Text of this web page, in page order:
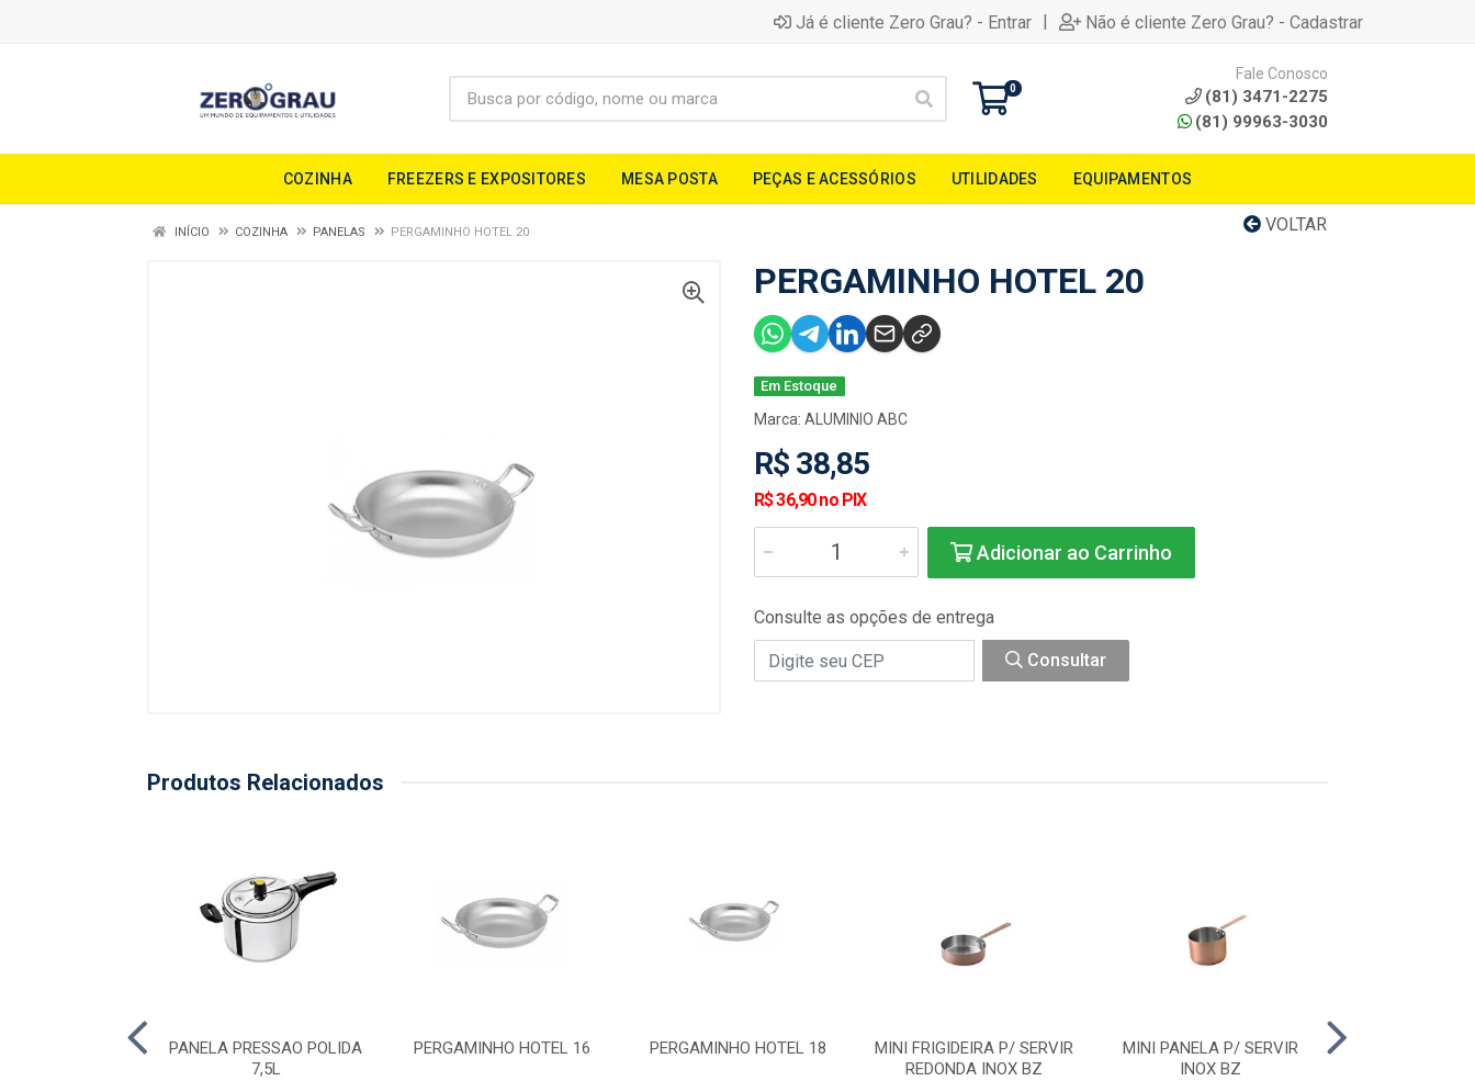
Já é cliente Zero Grau? - Entrar | Não é cliente Zero Grau? - Cadastrar
0
Fale Conosco
(81) 3471-2275
(81) 99963-3030
COZINHA FREEZERS E EXPOSITORES MESA POSTA PEÇAS E ACESSÓRIOS UTILIDADES EQUIPAMENTOS
VOLTAR
INÍCIO COZINHA PANELAS PERGAMINHO HOTEL 20
PERGAMINHO HOTEL 20
Em Estoque
Marca: ALUMINIO ABC
R$ 38,85
R$ 36,90 no PIX
Adicionar ao Carrinho
Consulte as opções de entrega
Consultar
Produtos Relacionados
PANELA PRESSAO POLIDA
7,5L
PERGAMINHO HOTEL 16 PERGAMINHO HOTEL 18
MINI FRIGIDEIRA P/ SERVIR
REDONDA INOX BZ
MINI PANELA P/ SERVIR
INOX BZ